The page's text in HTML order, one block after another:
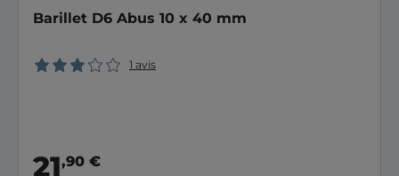
Barillet D6 Abus 10 x 40 mm
1 avis
21,90 €